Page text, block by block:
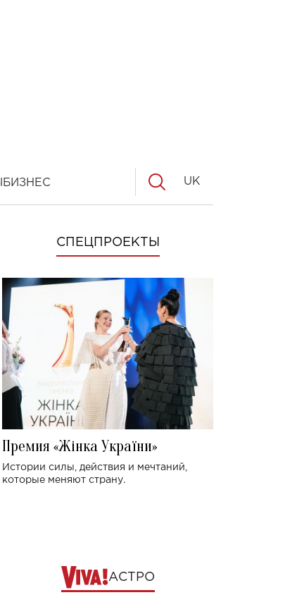
БИЗНЕС UK
СПЕЦПРОЕКТЫ
Премия «Жінка України»
Истории силы, действия и мечтаний,
которые меняют страну.
АСТРО